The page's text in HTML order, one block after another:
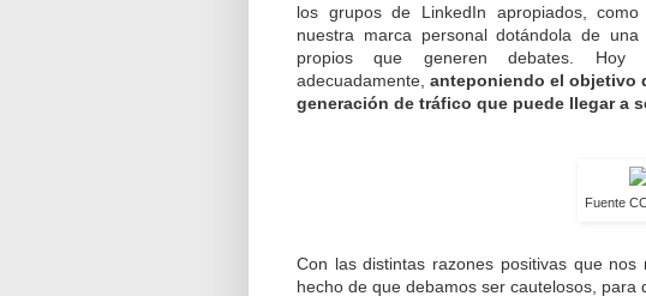
los grupos de LinkedIn apropiados,
nuestra marca personal dotándola de
propios que generen debates.
adecuadamente,anteponiendo el objetivo
generación de tráfico que puede llegar a
Fuente
Con las distintas razones positivas que
hecho de que debamos ser cautelosos,